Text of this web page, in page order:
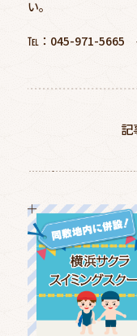
い。
℡：045-971-5665
記